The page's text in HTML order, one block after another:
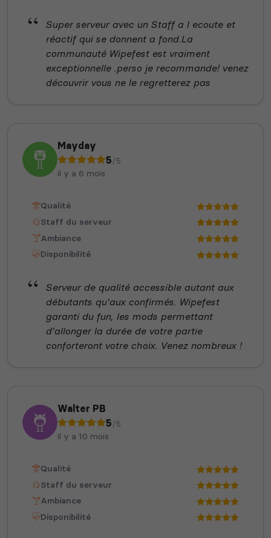
Super serveur avec un Staff a l ecoute et
réactif qui se donnent a fond.La
communauté Wipefest est vraiment
exceptionnelle .perso je recommande! venez
découvrir vous ne le regretterez pas
Mayday
5/5
il y a 6 mois
Qualité
Staff du serveur
Ambiance
Disponibilité
Serveur de qualité accessible autant aux
débutants qu'aux confirmés. Wipefest
garanti du fun, les mods permettant
d'allonger la durée de votre partie
conforteront votre choix. Venez nombreux !
Walter PB
5/5
il y a 10 mois
Qualité
Staff du serveur
Ambiance
Disponibilité